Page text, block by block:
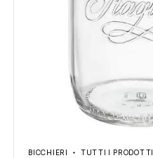
BICCHIERI TUTTI I PRODOTTI